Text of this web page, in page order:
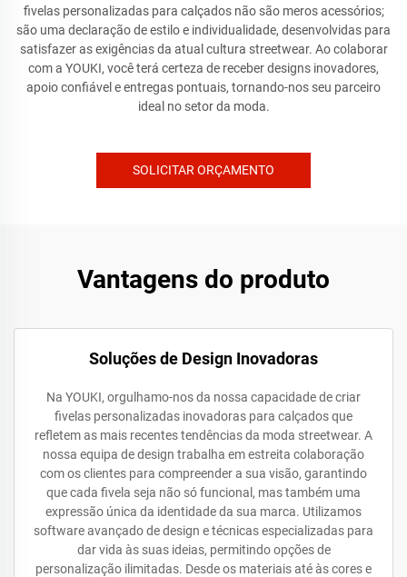
fivelas personalizadas para calçados não são meros acessórios;
são uma declaração de estilo e individualidade, desenvolvidas para
satisfazer as exigências da atual cultura streetwear. Ao colaborar
com a YOUKI, você terá certeza de receber designs inovadores,
apoio confiável e entregas pontuais, tornando-nos seu parceiro
ideal no setor da moda.
SOLICITAR ORÇAMENTO
Vantagens do produto
Soluções de Design Inovadoras
Na YOUKI, orgulhamo-nos da nossa capacidade de criar
fivelas personalizadas inovadoras para calçados que
refletem as mais recentes tendências da moda streetwear. A
nossa equipa de design trabalha em estreita colaboração
com os clientes para compreender a sua visão, garantindo
que cada fivela seja não só funcional, mas também uma
expressão única da identidade da sua marca. Utilizamos
software avançado de design e técnicas especializadas para
dar vida às suas ideias, permitindo opções de
personalização ilimitadas. Desde os materiais até às cores e